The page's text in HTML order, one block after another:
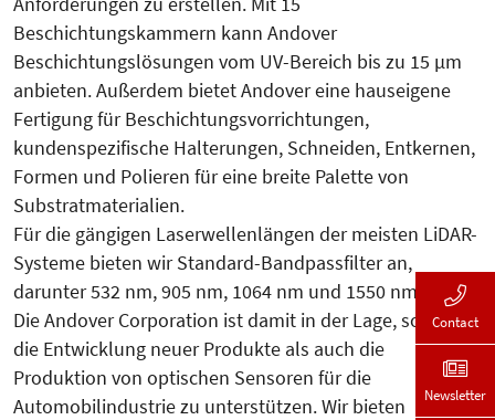
Beschichtungskammern kann Andover
Beschichtungslösungen vom UV-Bereich bis zu 15 µm
anbieten. Außerdem bietet Andover eine hauseigene
Fertigung für Beschichtungsvorrichtungen,
kundenspezifische Halterungen, Schneiden, Entkernen,
Formen und Polieren für eine breite Palette von
Substratmaterialien.
Für die gängigen Laserwellenlängen der meisten LiDAR-
Systeme bieten wir Standard-Bandpassfilter an,
darunter 532 nm, 905 nm, 1064 nm und 1550 nm.
Die Andover Corporation ist damit in der Lage, sowohl
die Entwicklung neuer Produkte als auch die
Produktion von optischen Sensoren für die
Automobilindustrie zu unterstützen. Wir bieten
Contact
Newsletter